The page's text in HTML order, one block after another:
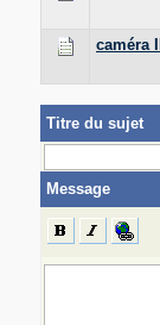
caméra
Titre du sujet
Message